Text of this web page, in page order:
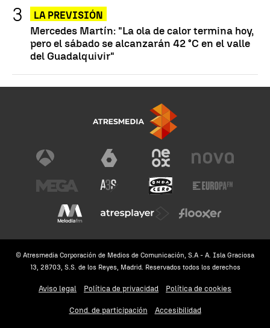
LA PREVISIÓN
Mercedes Martín: "La ola de calor termina hoy,
pero el sábado se alcanzarán 42 °C en el valle
del Guadalquivir"
© Atresmedia Corporación de Medios de Comunicación, S.A - A. Isla Graciosa
13, 28703, S.S. de los Reyes, Madrid. Reservados todos los derechos
Aviso legal Política de privacidad Política de cookies
Cond. de participación Accesibilidad